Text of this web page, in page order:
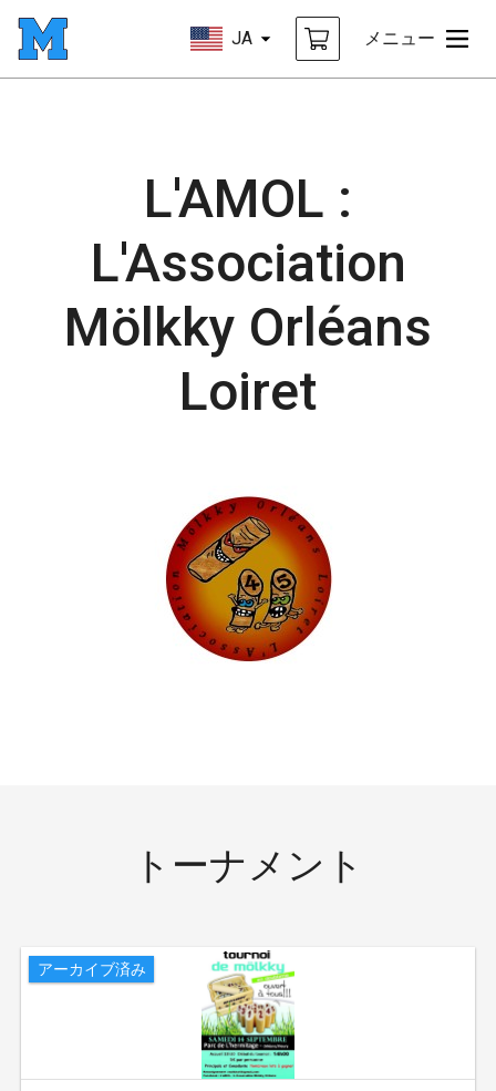
JA メニュー
L'AMOL :
L'Association
Mölkky Orléans
Loiret
トーナメント
アーカイブ済み